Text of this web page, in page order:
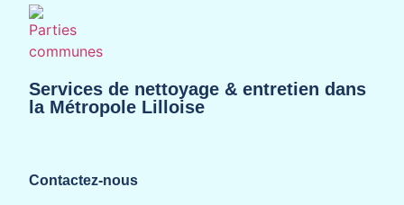
Services de nettoyage & entretien dans
la Métropole Lilloise
Contactez-nous